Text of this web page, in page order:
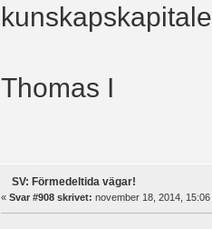
Thomas I
SV: Förmedeltida vägar!
« Svar #908 skrivet: november 18, 2014, 15:06